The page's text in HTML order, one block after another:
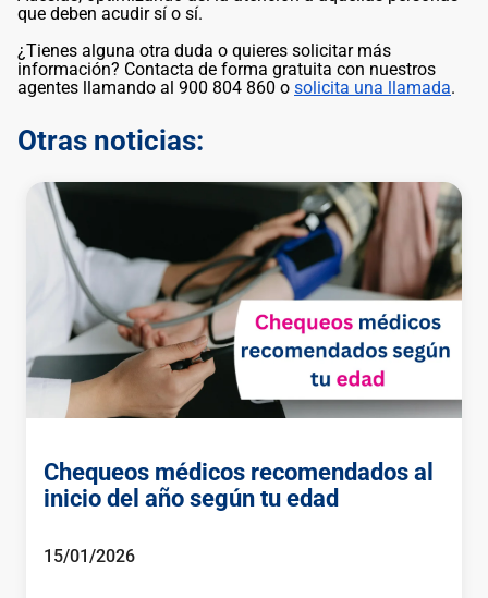
que deben acudir sí o sí.
¿Tienes alguna otra duda o quieres solicitar más
información? Contacta de forma gratuita con nuestros
agentes llamando al 900 804 860 o solicita una llamada.
Otras noticias:
Chequeos médicos recomendados al
inicio del año según tu edad
15/01/2026